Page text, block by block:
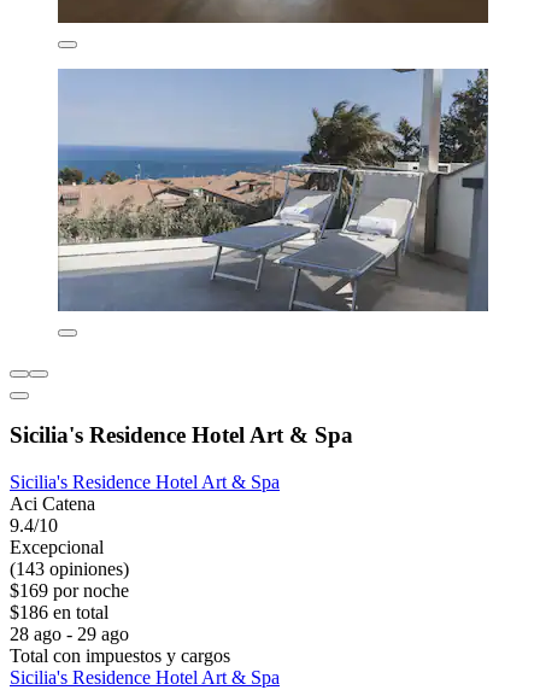
Sicilia's Residence Hotel Art & Spa
Sicilia's Residence Hotel Art & Spa
Aci Catena
9.4/10
Excepcional
(143 opiniones)
$169 por noche
$186 en total
28 ago - 29 ago
Total con impuestos y cargos
Sicilia's Residence Hotel Art & Spa